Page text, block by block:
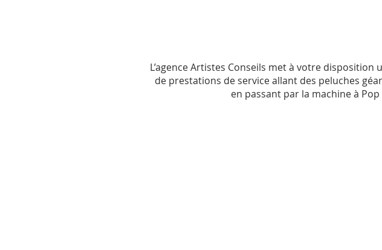
L’agence Artistes Conseils met à votre
de prestations de service allant des peluches
en passant par la machine à